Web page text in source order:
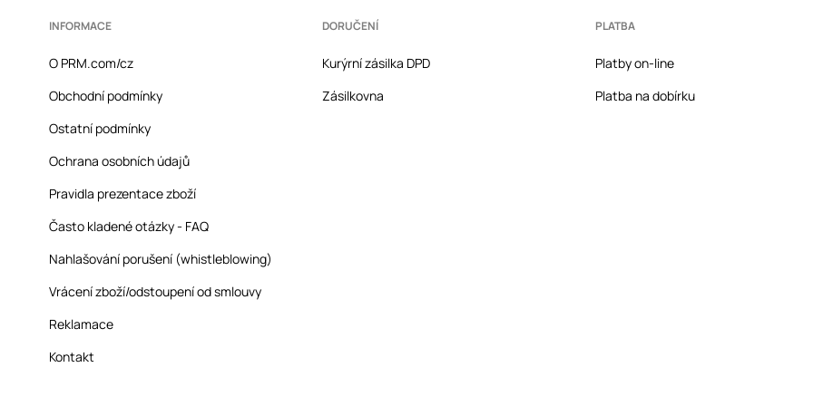
INFORMACE
O PRM.com/cz
Obchodní podmínky
Ostatní podmínky
Ochrana osobních údajů
Pravidla prezentace zboží
Často kladené otázky - FAQ
Nahlašování porušení (whistleblowing)
Vrácení zboží/odstoupení od smlouvy
Reklamace
Kontakt
DORUČENÍ
Kurýrní zásilka DPD
Zásilkovna
PLATBA
Platby on-line
Platba na dobírku